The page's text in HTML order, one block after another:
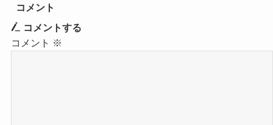
コメント
コメントする
コメント ※